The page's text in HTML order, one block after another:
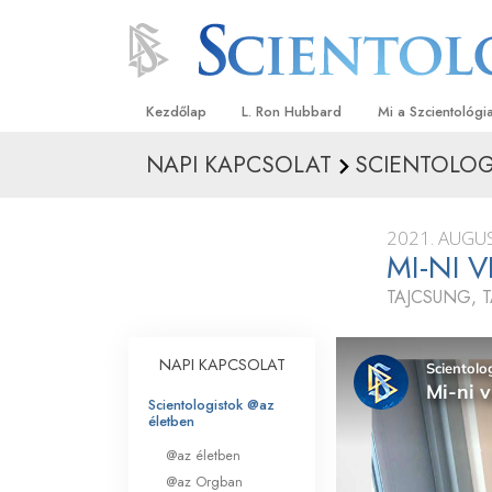
Kezdőlap L. Ron Hubbard Mi a
Hittételek és
Mit mondanak a
a
Ismerjen meg
Látogatás egy
A Szcientológia
Bevezetés a
NAPI KAPCSOLAT
2021.
MI-NI
TAJCSUNG,
NAPI KAPCSOLAT
Scientologistok @az
életben
@az életben
@az Orgban